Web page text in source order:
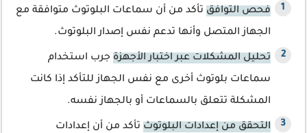
فحص التوافق تأكد من أن سماعات البلوتوث متوافقة مع
الجهاز المتصل وأنها تدعم نفس إصدار البلوتوث.
تحليل المشكلات عبر اختبار الأجهزة جرب استخدام
سماعات بلوتوث أخرى مع نفس الجهاز للتأكد إذا كانت
المشكلة تتعلق بالسماعات أو بالجهاز نفسه.
التحقق من إعدادات البلوتوث تأكد من أن إعدادات